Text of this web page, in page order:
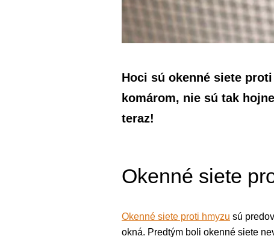
Hoci sú okenné siete
komárom, nie sú tak
teraz!
Okenné siete
Okenné siete proti hmyzu sú
okná. Predtým boli okenné siete